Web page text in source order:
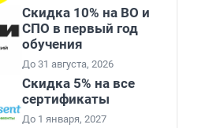
Скидка 10% на ВО и
СПО в первый год
обучения
До 31 августа, 2026
Скидка 5% на все
сертификаты
До 1 января, 2027